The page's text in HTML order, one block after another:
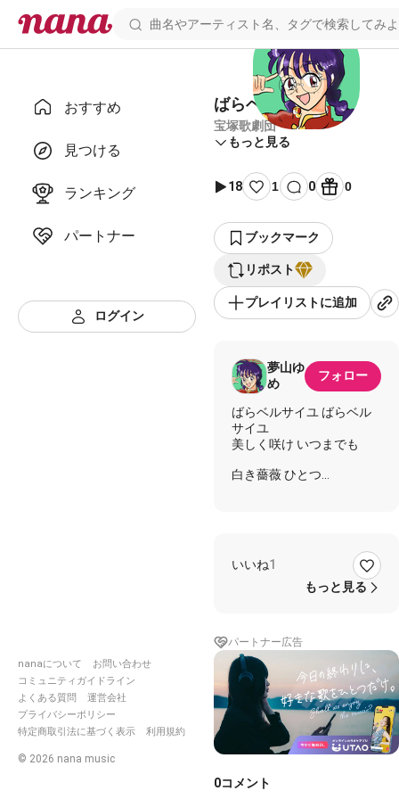
おすすめ
見つける
ランキング
パートナー
ログイン
nanaについて
お問い合わせ
コミュニティガイドライン
よくある質問
運営会社
プライバシーポリシー
特定商取引法に基づく表示
利用規約
© 2026 nana music
ばらベルサイユ
宝塚歌劇団
もっと見る
18 1 0 0
ブックマーク
リポスト
プレイリストに追加
夢山ゆ
め
フォロー
ばらベルサイユ ばらベル
サイユ
美しく咲け いつまでも
白き薔薇 ひとつ
密かに堪える 白き薔薇
清らな人の 姿にも似て
白き香りの 薔薇ひとつ
ああ ベルサイユに 薔薇が
咲く
#宝塚歌劇団 #ベルサイユ
のばら#garageband
いいね1
もっと見る
パートナー広告
0コメント